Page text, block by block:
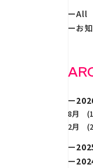
All
お
8月
2月